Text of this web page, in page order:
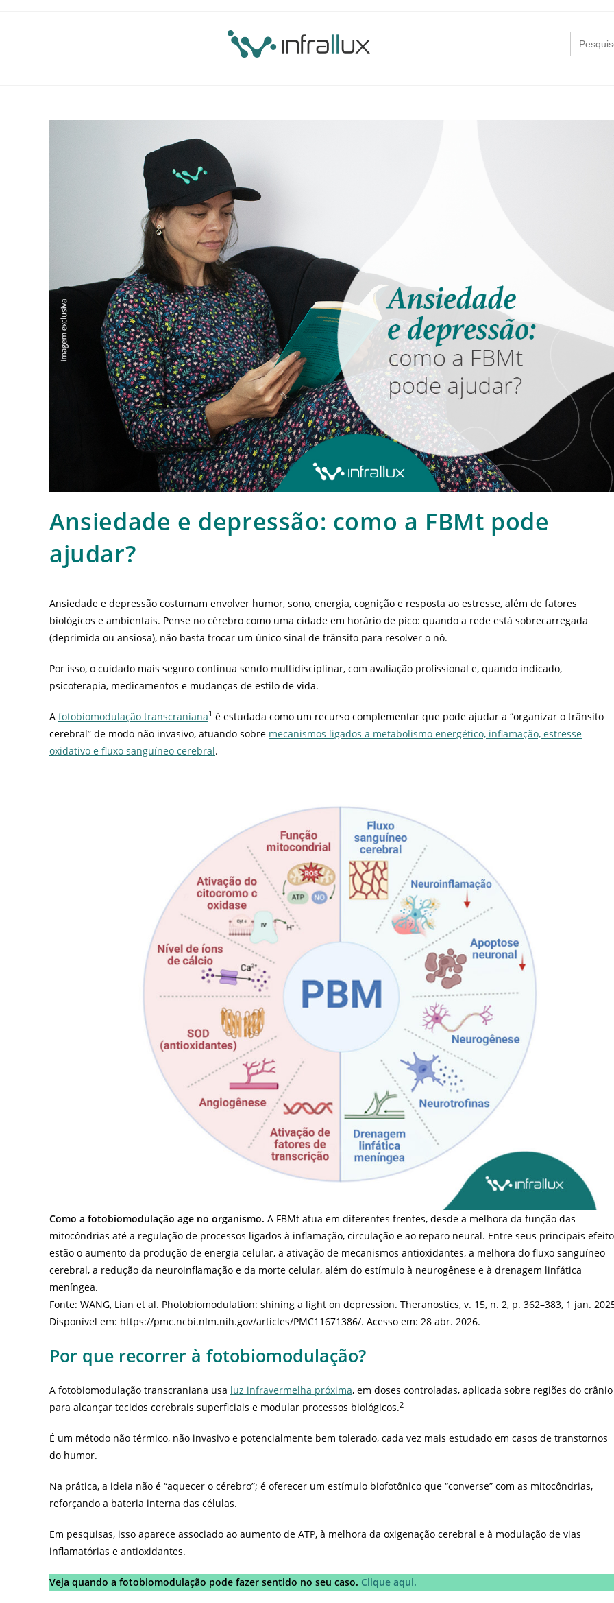
Search
for:
Ansiedade e depressão: como a FBMt pode
ajudar?
Ansiedade e depressão costumam envolver humor, sono, energia, cognição e resposta ao estresse, além de fatores
biológicos e ambientais. Pense no cérebro como uma cidade em horário de pico: quando a rede está sobrecarregada
(deprimida ou ansiosa), não basta trocar um único sinal de trânsito para resolver o nó.
Por isso, o cuidado mais seguro continua sendo multidisciplinar, com avaliação profissional e, quando indicado,
psicoterapia, medicamentos e mudanças de estilo de vida.
A fotobiomodulação transcraniana1 é estudada como um recurso complementar que pode ajudar a “organizar o trânsito
cerebral” de modo não invasivo, atuando sobre mecanismos ligados a metabolismo energético, inflamação, estresse
oxidativo e fluxo sanguíneo cerebral.
Como a fotobiomodulação age no organismo. A FBMt atua em diferentes frentes, desde a melhora da função das
mitocôndrias até a regulação de processos ligados à inflamação, circulação e ao reparo neural. Entre seus principais
estão o aumento da produção de energia celular, a ativação de mecanismos antioxidantes, a melhora do fluxo sanguíneo
cerebral, a redução da neuroinflamação e da morte celular, além do estímulo à neurogênese e à drenagem linfática
meníngea.
Fonte: WANG, Lian et al. Photobiomodulation: shining a light on depression. Theranostics, v. 15, n. 2, p. 362–383, 1 jan.
Disponível em: https://pmc.ncbi.nlm.nih.gov/articles/PMC11671386/. Acesso em: 28 abr. 2026.
Por que recorrer à fotobiomodulação?
A fotobiomodulação transcraniana usa luz infravermelha próxima, em doses controladas, aplicada sobre regiões do crânio
para alcançar tecidos cerebrais superficiais e modular processos biológicos.2
É um método não térmico, não invasivo e potencialmente bem tolerado, cada vez mais estudado em casos de transtornos
do humor.
Na prática, a ideia não é “aquecer o cérebro”; é oferecer um estímulo biofotônico que “converse” com as mitocôndrias,
reforçando a bateria interna das células.
Em pesquisas, isso aparece associado ao aumento de ATP, à melhora da oxigenação cerebral e à modulação de vias
inflamatórias e antioxidantes.
Veja quando a fotobiomodulação pode fazer sentido no seu caso. Clique aqui.